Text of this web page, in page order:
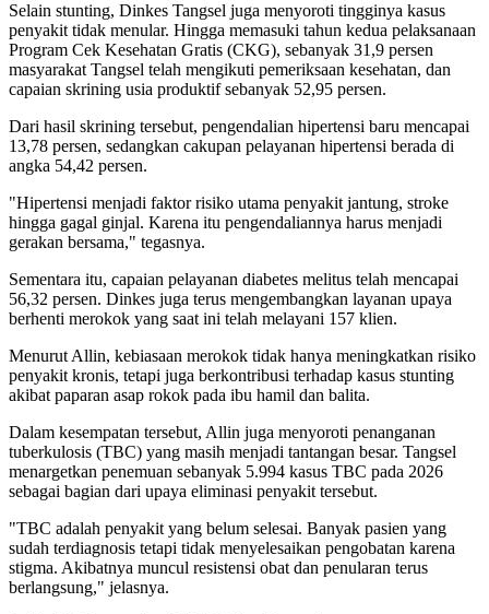
Selain stunting, Dinkes Tangsel juga menyoroti tingginya kasus
penyakit tidak menular. Hingga memasuki tahun kedua pelaksanaan
Program Cek Kesehatan Gratis (CKG), sebanyak 31,9 persen
masyarakat Tangsel telah mengikuti pemeriksaan kesehatan, dan
capaian skrining usia produktif sebanyak 52,95 persen.
Dari hasil skrining tersebut, pengendalian hipertensi baru mencapai
13,78 persen, sedangkan cakupan pelayanan hipertensi berada di
angka 54,42 persen.
"Hipertensi menjadi faktor risiko utama penyakit jantung, stroke
hingga gagal ginjal. Karena itu pengendaliannya harus menjadi
gerakan bersama," tegasnya.
Sementara itu, capaian pelayanan diabetes melitus telah mencapai
56,32 persen. Dinkes juga terus mengembangkan layanan upaya
berhenti merokok yang saat ini telah melayani 157 klien.
Menurut Allin, kebiasaan merokok tidak hanya meningkatkan risiko
penyakit kronis, tetapi juga berkontribusi terhadap kasus stunting
akibat paparan asap rokok pada ibu hamil dan balita.
Dalam kesempatan tersebut, Allin juga menyoroti penanganan
tuberkulosis (TBC) yang masih menjadi tantangan besar. Tangsel
menargetkan penemuan sebanyak 5.994 kasus TBC pada 2026
sebagai bagian dari upaya eliminasi penyakit tersebut.
"TBC adalah penyakit yang belum selesai. Banyak pasien yang
sudah terdiagnosis tetapi tidak menyelesaikan pengobatan karena
stigma. Akibatnya muncul resistensi obat dan penularan terus
berlangsung," jelasnya.